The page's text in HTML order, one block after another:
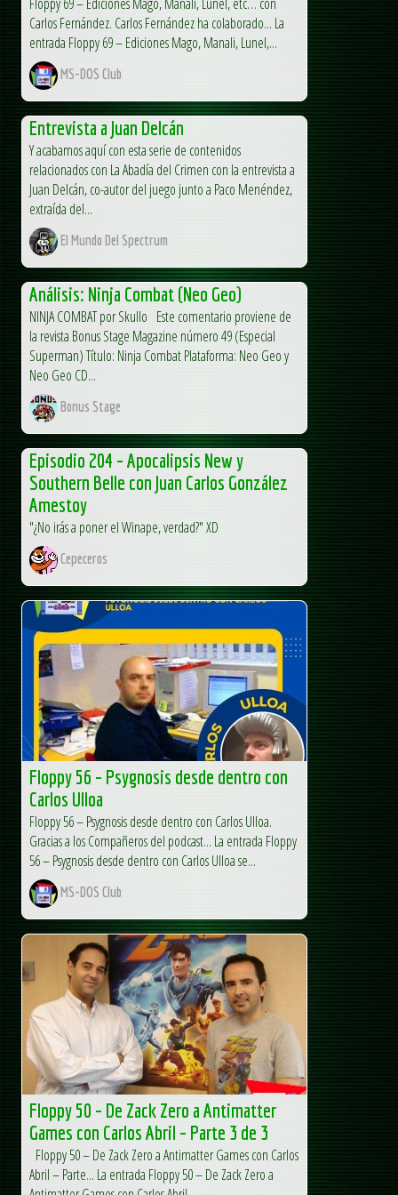
Carlos Fernández. Carlos Fernández ha colaborado... La
entrada Floppy 69 – Ediciones Mago, Manali, Lunel,...
MS-DOS Club
Entrevista a Juan Delcán
Y acabamos aquí con esta serie de contenidos
relacionados con La Abadía del Crimen con la entrevista a
Juan Delcán, co-autor del juego junto a Paco Menéndez,
extraída del...
El Mundo Del Spectrum
Análisis: Ninja Combat (Neo Geo)
NINJA COMBAT por Skullo Este comentario proviene de
la revista Bonus Stage Magazine número 49 (Especial
Superman) Título: Ninja Combat Plataforma: Neo Geo y
Neo Geo CD...
Bonus Stage
Episodio 204 – Apocalipsis New y
Southern Belle con Juan Carlos González
Amestoy
"¿No irás a poner el Winape, verdad?" XD
Cepeceros
Floppy 56 – Psygnosis desde dentro con
Carlos Ulloa
Floppy 56 – Psygnosis desde dentro con Carlos Ulloa.
Gracias a los Compañeros del podcast... La entrada Floppy
56 – Psygnosis desde dentro con Carlos Ulloa se...
MS-DOS Club
Floppy 50 – De Zack Zero a Antimatter
Games con Carlos Abril – Parte 3 de 3
Floppy 50 – De Zack Zero a Antimatter Games con Carlos
Abril – Parte... La entrada Floppy 50 – De Zack Zero a